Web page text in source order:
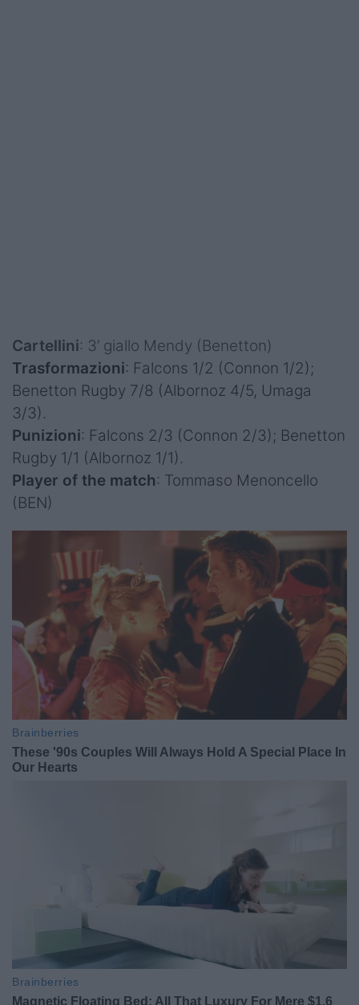
Cartellini: 3’ giallo Mendy (Benetton)
Trasformazioni: Falcons 1/2 (Connon 1/2);
Benetton Rugby 7/8 (Albornoz 4/5, Umaga
3/3).
Punizioni: Falcons 2/3 (Connon 2/3); Benetton
Rugby 1/1 (Albornoz 1/1).
Player of the match: Tommaso Menoncello
(BEN)